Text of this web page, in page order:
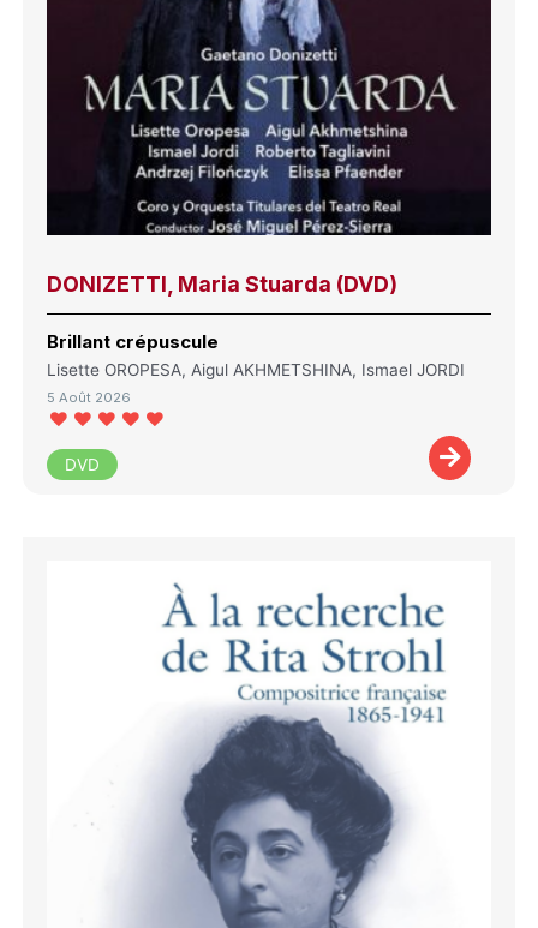
DONIZETTI, Maria Stuarda (DVD)
Brillant crépuscule
Lisette OROPESA, Aigul AKHMETSHINA, Ismael JORDI
5 Août 2026
DVD